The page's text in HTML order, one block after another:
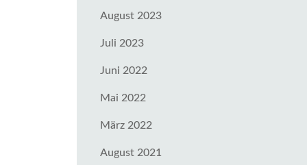
August 2023
Juli 2023
Juni 2022
Mai 2022
März 2022
August 2021